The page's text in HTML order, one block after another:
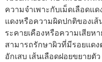
ความจำเพาะกับเม็ดเลือดแ
แดงหรือความผิดปกติของเส้
ระคายเคืองหรือความเสียห
สามารถรักษาผิวที่มีรอยแดง
อักเสบ เส้นเลือดฝอยขยาย